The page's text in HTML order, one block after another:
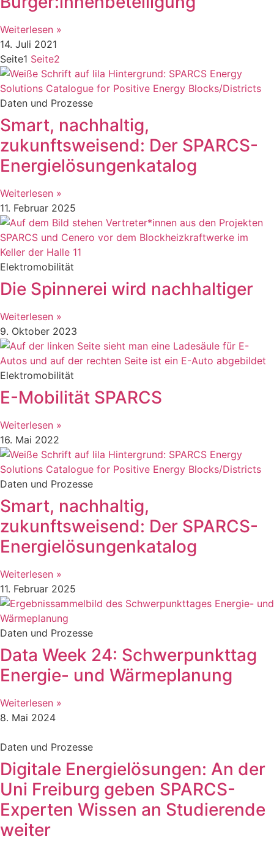
Weiterlesen »
14. Juli 2021
Seite1 Seite2
Daten und Prozesse
Smart, nachhaltig,
zukunftsweisend: Der SPARCS-
Energielösungenkatalog
Weiterlesen »
11. Februar 2025
Elektromobilität
Die Spinnerei wird nachhaltiger
Weiterlesen »
9. Oktober 2023
Elektromobilität
E-Mobilität SPARCS
Weiterlesen »
16. Mai 2022
Daten und Prozesse
Smart, nachhaltig,
zukunftsweisend: Der SPARCS-
Energielösungenkatalog
Weiterlesen »
11. Februar 2025
Daten und Prozesse
Data Week 24: Schwerpunkttag
Energie- und Wärmeplanung
Weiterlesen »
8. Mai 2024
Daten und Prozesse
Digitale Energielösungen: An der
Uni Freiburg geben SPARCS-
Experten Wissen an Studierende
weiter